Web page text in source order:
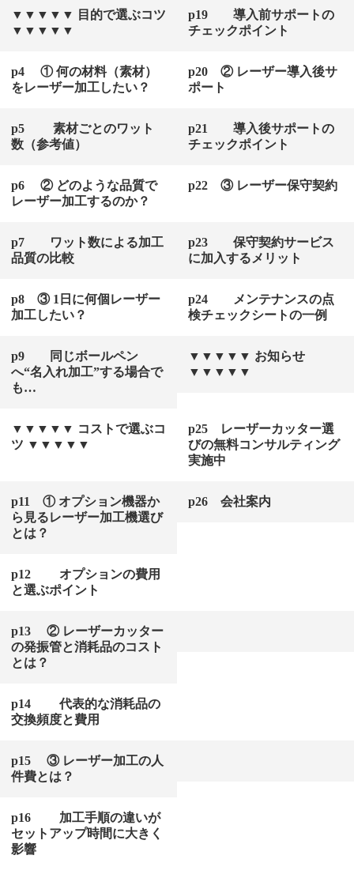
▼▼▼▼▼ 目的で選ぶコツ
▼▼▼▼▼
p19 導入前サポートの
チェックポイント
p4 ① 何の材料（素材）
をレーザー加工したい？
p20 ② レーザー導入後サ
ポート
p5 素材ごとのワット
数（参考値）
p21 導入後サポートの
チェックポイント
p6 ② どのような品質で
レーザー加工するのか？
p22 ③ レーザー保守契約
p7 ワット数による加工
品質の比較
p23 保守契約サービス
に加入するメリット
p8 ③ 1日に何個レーザー
加工したい？
p24 メンテナンスの点
検チェックシートの一例
p9 同じボールペン
へ“名入れ加工”する場合で
も…
▼▼▼▼▼ お知らせ
▼▼▼▼▼
▼▼▼▼▼ コストで選ぶコ
ツ ▼▼▼▼▼
p25 レーザーカッター選
びの無料コンサルティング
実施中
p11 ① オプション機器か
ら見るレーザー加工機選び
とは？
p26 会社案内
p12 オプションの費用
と選ぶポイント
p13 ② レーザーカッター
の発振管と消耗品のコスト
とは？
p14 代表的な消耗品の
交換頻度と費用
p15 ③ レーザー加工の人
件費とは？
p16 加工手順の違いが
セットアップ時間に大きく
影響